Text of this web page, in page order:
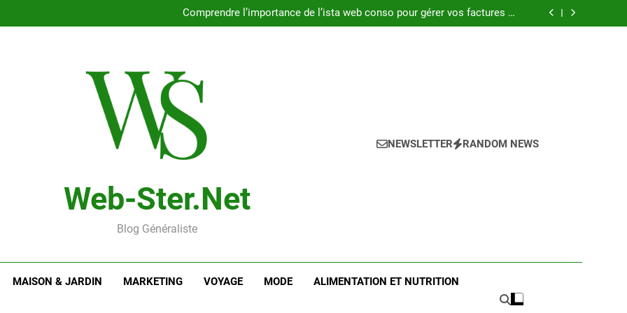
Comprendre l’importance de l’ista web conso pour gérer vos factures en
2025
Découvrez les nouvelles séries web incontournables de 2025
Niv dur Weber : un guide complet pour choisir le bon produit en 2025
Web-Ster.net
Blog Généraliste
NEWSLETTER RANDOM NEWS
MAISON & JARDIN MARKETING VOYAGE MODE ALIMENTATION ET NUTRITION